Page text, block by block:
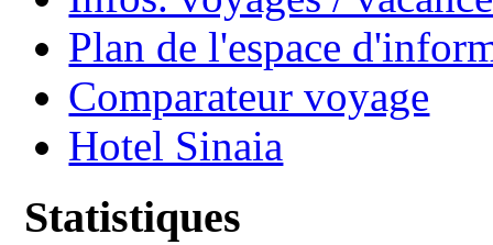
Plan de l'espace
Comparateur voyage
Hotel Sinaia
Statistiques